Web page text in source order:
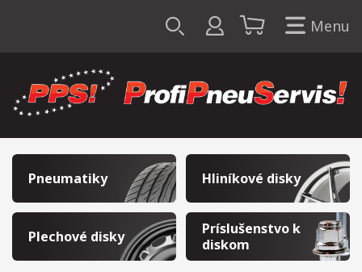
Menu
Pneumatiky Hliníkové disky
Plechové disky
Príslušenstvo k
diskom